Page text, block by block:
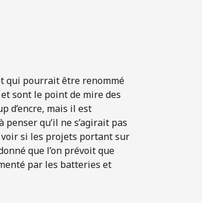
qui pourrait être renommé
sont le point de mire des
d’encre, mais il est
qu’il ne s’agirait pas
voir si les projets portant sur
que l’on prévoit que
par les batteries et